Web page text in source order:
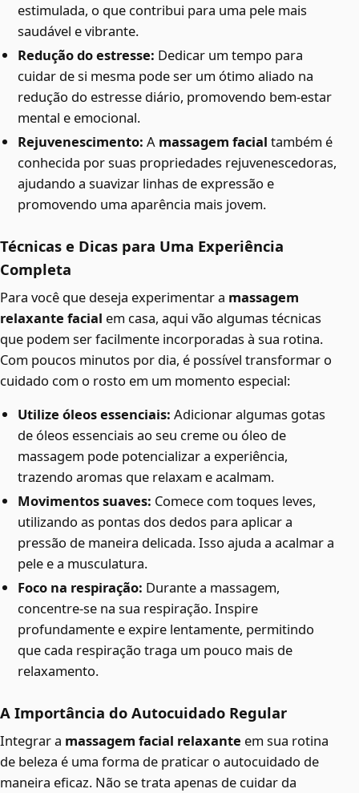
estimulada, o que contribui para uma pele mais
saudável e vibrante.
Redução do estresse: Dedicar um tempo para
cuidar de si mesma pode ser um ótimo aliado na
redução do estresse diário, promovendo bem-estar
mental e emocional.
Rejuvenescimento: A massagem facial também é
conhecida por suas propriedades rejuvenescedoras,
ajudando a suavizar linhas de expressão e
promovendo uma aparência mais jovem.
Técnicas e Dicas para Uma Experiência
Completa
Para você que deseja experimentar a massagem
relaxante facial em casa, aqui vão algumas técnicas
que podem ser facilmente incorporadas à sua rotina.
Com poucos minutos por dia, é possível transformar o
cuidado com o rosto em um momento especial:
Utilize óleos essenciais: Adicionar algumas gotas
de óleos essenciais ao seu creme ou óleo de
massagem pode potencializar a experiência,
trazendo aromas que relaxam e acalmam.
Movimentos suaves: Comece com toques leves,
utilizando as pontas dos dedos para aplicar a
pressão de maneira delicada. Isso ajuda a acalmar a
pele e a musculatura.
Foco na respiração: Durante a massagem,
concentre-se na sua respiração. Inspire
profundamente e expire lentamente, permitindo
que cada respiração traga um pouco mais de
relaxamento.
A Importância do Autocuidado Regular
Integrar a massagem facial relaxante em sua rotina
de beleza é uma forma de praticar o autocuidado de
maneira eficaz. Não se trata apenas de cuidar da